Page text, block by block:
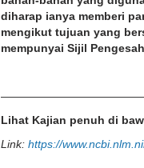
diharap ianya memberi
mengikut tujuan yang
mempunyai Sijil
Lihat Kajian penuh di
Link: https://